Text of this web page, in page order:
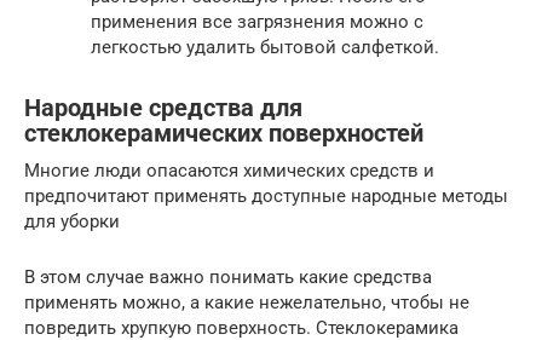
применения все загрязнения можно с
легкостью удалить бытовой салфеткой.
Народные средства для
стеклокерамических поверхностей
Многие люди опасаются химических средств и
предпочитают применять доступные народные методы
для уборки
В этом случае важно понимать какие средства
применять можно, а какие нежелательно, чтобы не
повредить хрупкую поверхность. Стеклокерамика